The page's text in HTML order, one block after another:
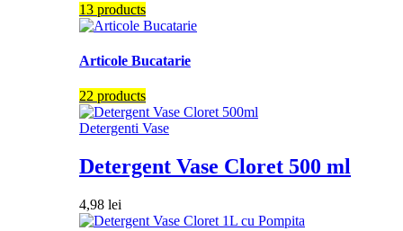
13 products
Articole Bucatarie
22 products
Detergenti Vase
Detergent Vase Cloret 500 ml
4,98 lei